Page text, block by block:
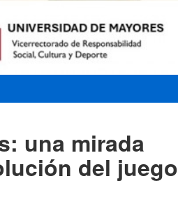
una mirada
del juego